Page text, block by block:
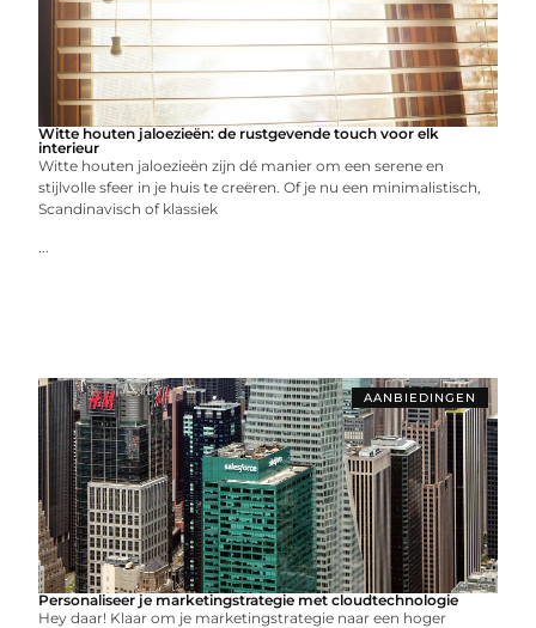
Witte houten jaloezieën: de rustgevende touch voor elk
interieur
Witte houten jaloezieën zijn dé manier om een serene en
stijlvolle sfeer in je huis te creëren. Of je nu een minimalistisch,
Scandinavisch of klassiek
...
AANBIEDINGEN
Personaliseer je marketingstrategie met cloudtechnologie
Hey daar! Klaar om je marketingstrategie naar een hoger